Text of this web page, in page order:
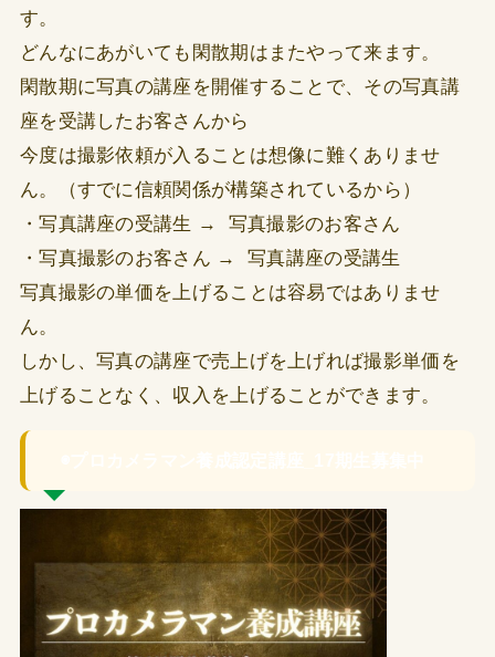
す。
どんなにあがいても閑散期はまたやって来ます。
閑散期に写真の講座を開催することで、その写真講
座を受講したお客さんから
今度は撮影依頼が入ることは想像に難くありませ
ん。（すでに信頼関係が構築されているから）
・写真講座の受講生 → 写真撮影のお客さん
・写真撮影のお客さん → 写真講座の受講生
写真撮影の単価を上げることは容易ではありませ
ん。
しかし、写真の講座で売上げを上げれば撮影単価を
上げることなく、収入を上げることができます。